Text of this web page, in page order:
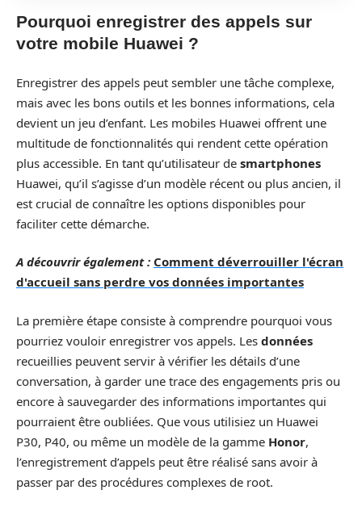
Pourquoi enregistrer des appels sur
votre mobile Huawei ?
Enregistrer des appels peut sembler une tâche complexe,
mais avec les bons outils et les bonnes informations, cela
devient un jeu d’enfant. Les mobiles Huawei offrent une
multitude de fonctionnalités qui rendent cette opération
plus accessible. En tant qu’utilisateur de smartphones
Huawei, qu’il s’agisse d’un modèle récent ou plus ancien, il
est crucial de connaître les options disponibles pour
faciliter cette démarche.
A découvrir également : Comment déverrouiller l'écran
d'accueil sans perdre vos données importantes
La première étape consiste à comprendre pourquoi vous
pourriez vouloir enregistrer vos appels. Les données
recueillies peuvent servir à vérifier les détails d’une
conversation, à garder une trace des engagements pris ou
encore à sauvegarder des informations importantes qui
pourraient être oubliées. Que vous utilisiez un Huawei
P30, P40, ou même un modèle de la gamme Honor,
l’enregistrement d’appels peut être réalisé sans avoir à
passer par des procédures complexes de root.